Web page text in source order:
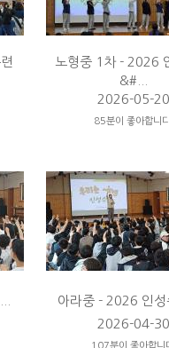
노형중 1차 - 2026
&#...
2026-05-
85분이 좋아합니
아라중 - 2026 인
2026-04-
107분이 좋아합니